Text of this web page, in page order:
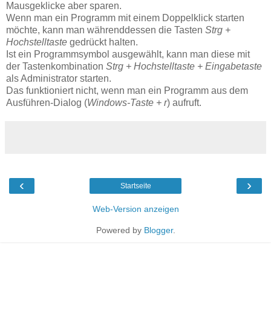
Mausgeklicke aber sparen.
Wenn man ein Programm mit einem Doppelklick starten
möchte, kann man währenddessen die Tasten Strg +
Hochstelltaste gedrückt halten.
Ist ein Programmsymbol ausgewählt, kann man diese mit
der Tastenkombination Strg + Hochstelltaste + Eingabetaste
als Administrator starten.
Das funktioniert nicht, wenn man ein Programm aus dem
Ausführen-Dialog (Windows-Taste + r) aufruft.
‹ ›
Startseite
Web-Version anzeigen
Powered by Blogger.